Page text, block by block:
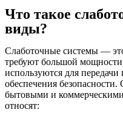
Что такое
виды?
Слаботочные системы —
требуют большой
используются для
обеспечения
бытовыми и
относят: